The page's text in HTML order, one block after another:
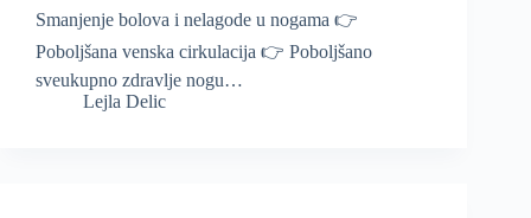
Smanjenje bolova i nelagode u nogama 👉
Poboljšana venska cirkulacija 👉 Poboljšano
sveukupno zdravlje nogu…
Lejla Delic